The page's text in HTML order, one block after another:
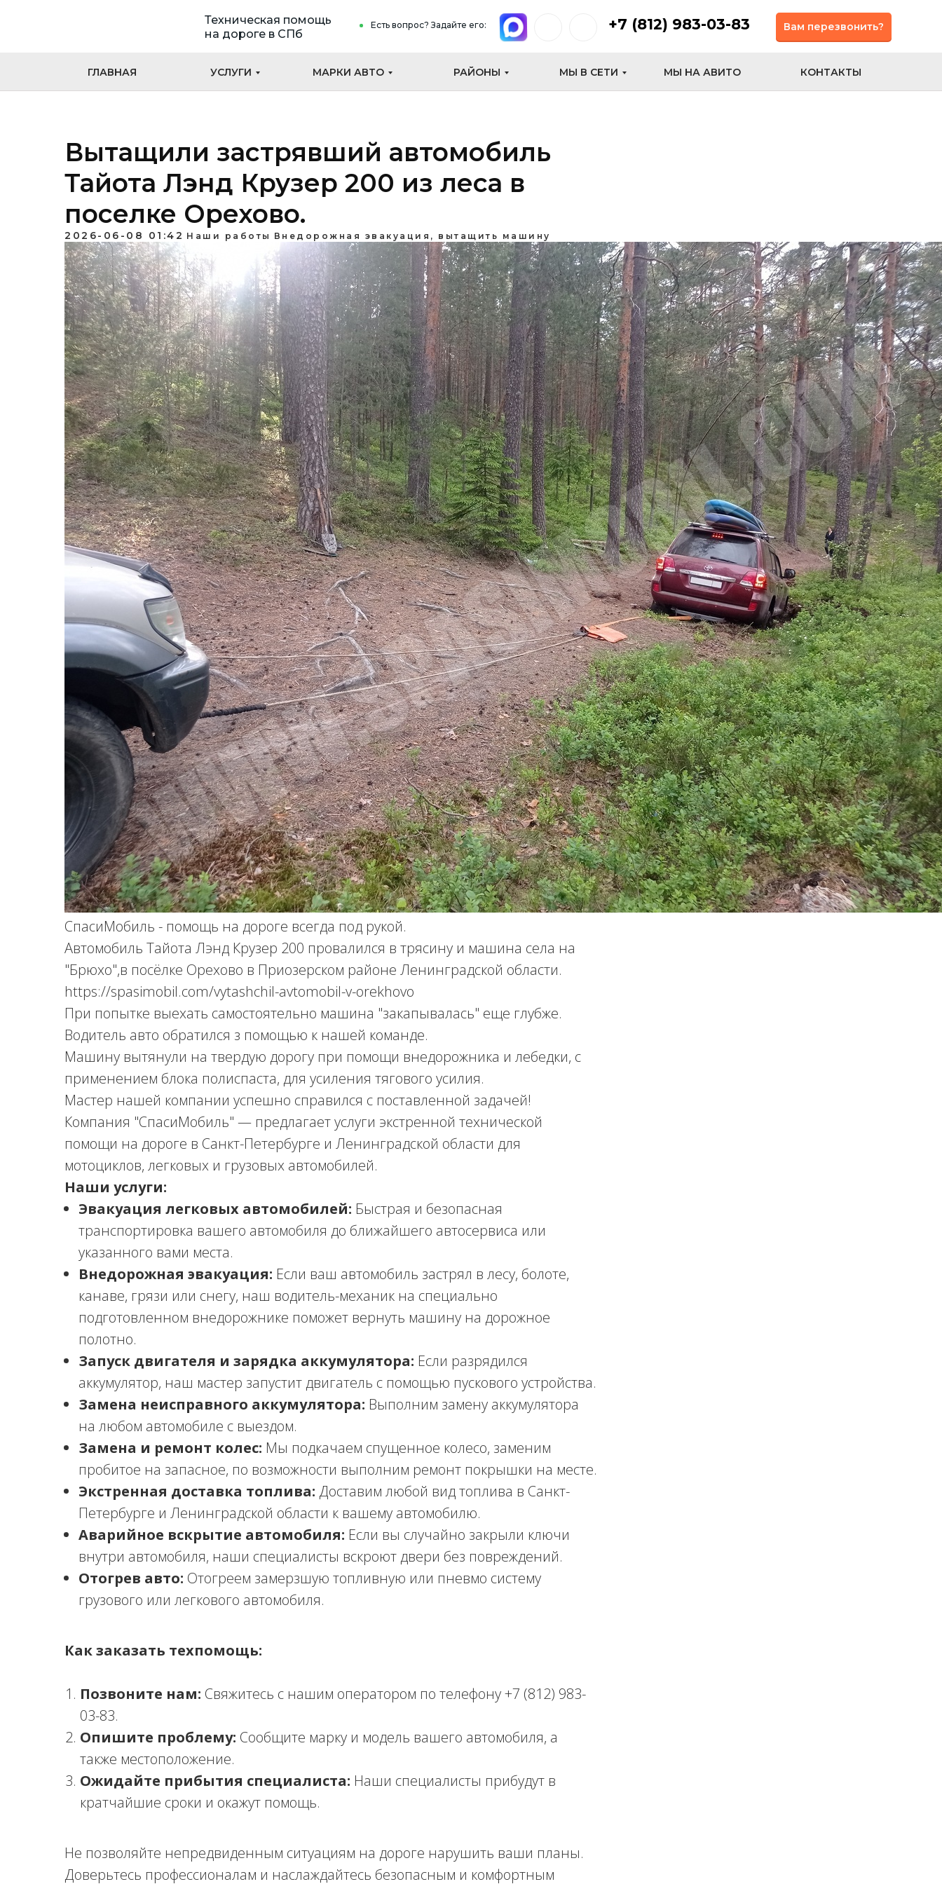
Есть вопрос? Задайте его:
ГЛАВНАЯ
+7 (812) 983-03-83
УСЛУГИ МАРКИ АВТО РАЙОНЫ МЫ В СЕТИ МЫ НА АВИТО КОНТАКТЫ
Вам перезвонить?
Техническая помощь
на дороге в СПб
Вытащили застрявший автомобиль
Тайота Лэнд Крузер 200 из леса в
поселке Орехово.
2026-06-08 01:42 Наши работы Внедорожная эвакуация, вытащить машину
СпасиМобиль - помощь на дороге всегда под рукой.
Автомобиль Тайота Лэнд Крузер 200 провалился в трясину и машина села на
"Брюхо",в посёлке Орехово в Приозерском районе Ленинградской области.
https://spasimobil.com/vytashchil-avtomobil-v-orekhovo
При попытке выехать самостоятельно машина "закапывалась" еще глубже.
Водитель авто обратился з помощью к нашей команде.
Машину вытянули на твердую дорогу при помощи внедорожника и лебедки, с
применением блока полиспаста, для усиления тягового усилия.
Мастер нашей компании успешно справился с поставленной задачей!
Компания "СпасиМобиль" — предлагает услуги экстренной технической
помощи на дороге в Санкт-Петербурге и Ленинградской области для
мотоциклов, легковых и грузовых автомобилей.
Наши услуги:
Эвакуация легковых автомобилей: Быстрая и безопасная
транспортировка вашего автомобиля до ближайшего автосервиса или
указанного вами места.
Внедорожная эвакуация: Если ваш автомобиль застрял в лесу, болоте,
канаве, грязи или снегу, наш водитель-механик на специально
подготовленном внедорожнике поможет вернуть машину на дорожное
полотно.
Запуск двигателя и зарядка аккумулятора: Если разрядился
аккумулятор, наш мастер запустит двигатель с помощью пускового устройства.
Замена неисправного аккумулятора: Выполним замену аккумулятора
на любом автомобиле с выездом.
Замена и ремонт колес: Мы подкачаем спущенное колесо, заменим
пробитое на запасное, по возможности выполним ремонт покрышки на месте.
Экстренная доставка топлива: Доставим любой вид топлива в Санкт-
Петербурге и Ленинградской области к вашему автомобилю.
Аварийное вскрытие автомобиля: Если вы случайно закрыли ключи
внутри автомобиля, наши специалисты вскроют двери без повреждений.
Отогрев авто: Отогреем замерзшую топливную или пневмо систему
грузового или легкового автомобиля.
Как заказать техпомощь:
Позвоните нам: Свяжитесь с нашим оператором по телефону +7 (812) 983-
03-83.
Опишите проблему: Сообщите марку и модель вашего автомобиля, а
также местоположение.
Ожидайте прибытия специалиста: Наши специалисты прибудут в
кратчайшие сроки и окажут помощь.
Не позволяйте непредвиденным ситуациям на дороге нарушить ваши планы.
Доверьтесь профессионалам и наслаждайтесь безопасным и комфортным